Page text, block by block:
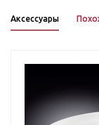
Аксессуары